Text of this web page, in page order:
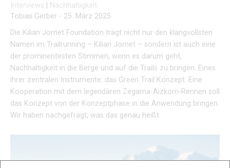
Interviews
Nachhaltigkeit
Tobias Gerber - 25. März 2025
Die Kilian Jornet Foundation trägt nicht nur den klangvollsten
Namen im Trailrunning – Kilian Jornet – sondern ist auch eine
der prominentesten Stimmen, wenn es darum geht,
Nachhaltigkeit in die Berge und auf die Trails zu bringen. Eines
ihrer zentralen Instrumente: das Green Trail Konzept. Eine
Kooperation mit dem legendären Zegama-Aizkorri-Rennen soll
das Konzept von der Konzeptphase in die Anwendung bringen.
Wir haben nachgefragt, was das genau heißt.